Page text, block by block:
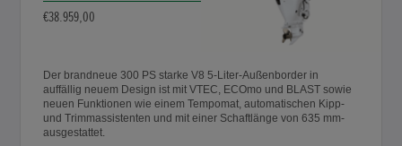
€38.959,00
Der brandneue 300 PS starke V8 5-Liter-Außenborder in
auffällig neuem Design ist mit VTEC, ECOmo und BLAST sowie
neuen Funktionen wie einem Tempomat, automatischen Kipp-
und Trimmassistenten und mit einer Schaftlänge von 635 mm-
ausgestattet.